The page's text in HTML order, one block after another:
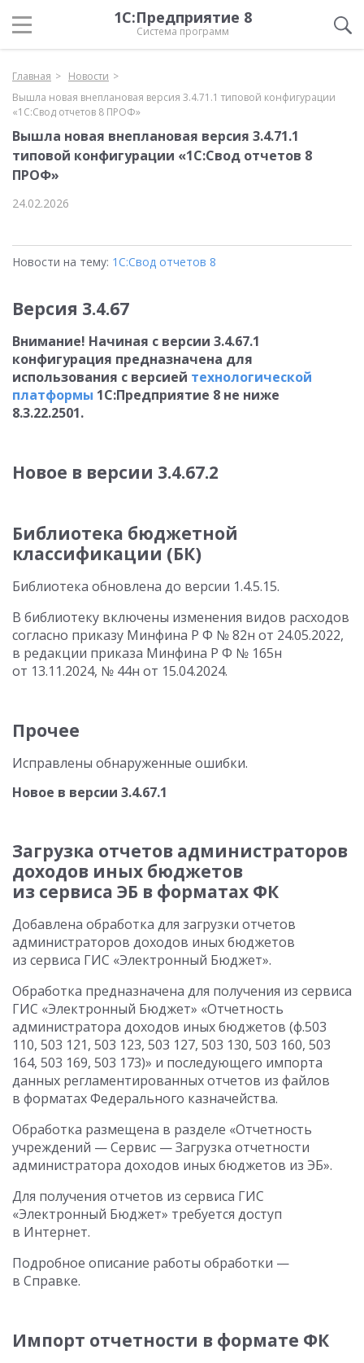
1С:Предприятие 8
Система программ
Главная
Новости
Вышла новая внеплановая версия 3.4.71.1 типовой конфигурации
«1C:Свод отчетов 8 ПРОФ»
Вышла новая внеплановая версия 3.4.71.1
типовой конфигурации «1C:Свод отчетов 8
ПРОФ»
24.02.2026
Новости на тему: 1С:Свод отчетов 8
Версия 3.4.67
Внимание! Начиная с версии 3.4.67.1
конфигурация предназначена для
использования с версией технологической
платформы 1С:Предприятие 8 не ниже
8.3.22.2501.
Новое в версии 3.4.67.2
Библиотека бюджетной
классификации (БК)
Библиотека обновлена до версии 1.4.5.15.
В библиотеку включены изменения видов расходов
согласно приказу Минфина Р Ф № 82н от 24.05.2022,
в редакции приказа Минфина Р Ф № 165н
от 13.11.2024, № 44н от 15.04.2024.
Прочее
Исправлены обнаруженные ошибки.
Новое в версии 3.4.67.1
Загрузка отчетов администраторов
доходов иных бюджетов
из сервиса ЭБ в форматах ФК
Добавлена обработка для загрузки отчетов
администраторов доходов иных бюджетов
из сервиса ГИС «Электронный Бюджет».
Обработка предназначена для получения из сервиса
ГИС «Электронный Бюджет» «Отчетность
администратора доходов иных бюджетов (ф.503
110, 503 121, 503 123, 503 127, 503 130, 503 160, 503
164, 503 169, 503 173)» и последующего импорта
данных регламентированных отчетов из файлов
в форматах Федерального казначейства.
Обработка размещена в разделе «Отчетность
учреждений — Сервис — Загрузка отчетности
администратора доходов иных бюджетов из ЭБ».
Для получения отчетов из сервиса ГИС
«Электронный Бюджет» требуется доступ
в Интернет.
Подробное описание работы обработки —
в Справке.
Импорт отчетности в формате ФК